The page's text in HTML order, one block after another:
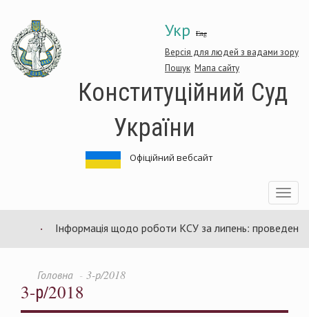
основного
матеріалу
Укр Eng
Версія для людей з вадами зору
Пошук Мапа сайту
Конституційний Суд
України
Офіційний вебсайт
Toggle
Інформація щодо роботи КСУ за липень: проведено
Головна 3-р/2018
3-р/2018